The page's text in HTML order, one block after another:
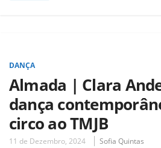
DANÇA
Almada | Clara
dança
circo ao TMJB
11 de Dezembro, 2024 Sofia Quintas